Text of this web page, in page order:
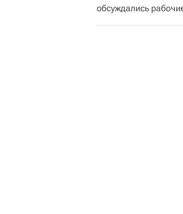
обсуждались